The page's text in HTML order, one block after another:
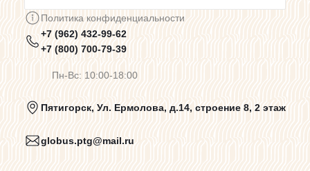
Предупреждения о цветопередаче
Политика конфиденциальности
Пользовательское соглашение
Политика конфиденциальности
+7 (962) 432-99-62
+7 (800) 700-79-39
Пн-Вс: 10:00-18:00
Пятигорск, Ул. Ермолова, д.14, строение 8, 2 этаж
globus.ptg@mail.ru